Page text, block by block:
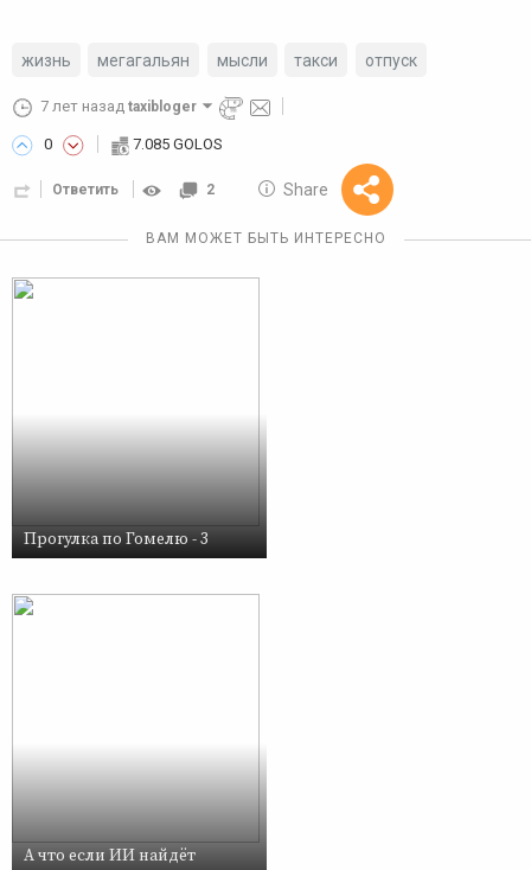
жизнь мегагальян мысли такси отпуск
7 лет назад taxibloger
0 7.085 GOLOS
Ответить 2 Share
Reward
10 GOLOS
ВАМ МОЖЕТ БЫТЬ ИНТЕРЕСНО
Прогулка по Гомелю - 3
А что если ИИ найдёт